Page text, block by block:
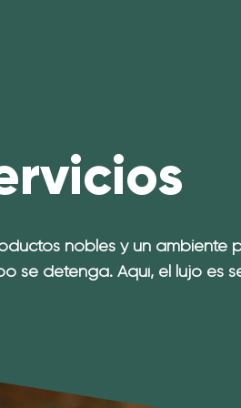
nobles y un ambiente
se detenga. Aquí, el lujo es